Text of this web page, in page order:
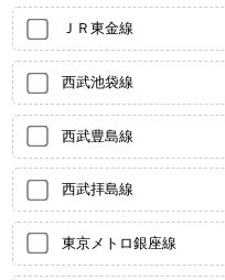
ＪＲ東金線
西武池袋線
西武豊島線
西武拝島線
東京メトロ銀座線